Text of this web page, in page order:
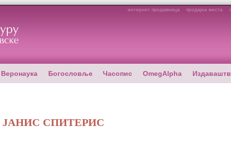
интернет продавница продајна места
Веронаука Богословље Часопис OmegAlpha
ЈАНИС СПИТЕРИС